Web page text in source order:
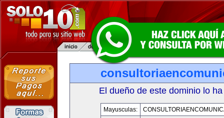
El dueño de este dominio lo
Mayusculas: